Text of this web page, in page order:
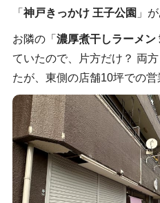
「 神戸きっかけ 王子公園 」
お隣の「 濃厚煮干しラーメン
ていたので、片方だけ？ 両
たが、東側の店舗10坪での営